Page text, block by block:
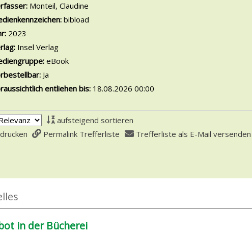
Monteil, Claudine
bibload
2023
Insel Verlag
eBook
Ja
entliehen bis: 18.08.2026 00:00
aufsteigend sortieren
Permalink Trefferliste Trefferliste als E-Mail versenden
in der Bücherei